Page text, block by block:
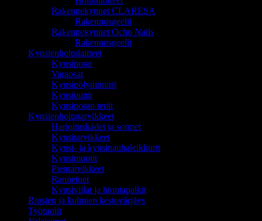
Rakennekynnet CLARESA
Rakennusgeelit
Rakennekynnet Ocho Nails
Rakennusgeelit
Kynsienhoitolaitteet
Kynsiporat
Varaosat
Kynsipölynimurit
Kynsiuunit
Kynsiporan terät
Kynsienhoitotarvikkeet
Harjoituskädet ja sormet
Kynsitarvikkeet
Kynsi- ja kynsinauhaleikkurit
Kynsimuotit
Pientarvikkeet
Rannetuet
Kynsiviilat ja hiontapalkit
Ripsien ja kulmien kestovärjäys
Työtuolit